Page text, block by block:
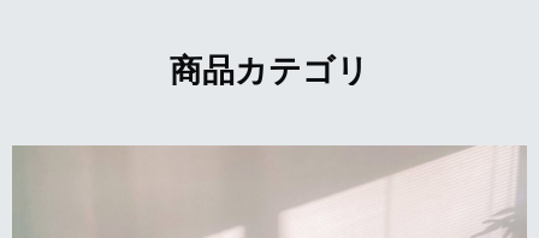
商品カテゴリ